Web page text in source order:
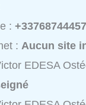
:+33768744457
:Aucun site
EDESA